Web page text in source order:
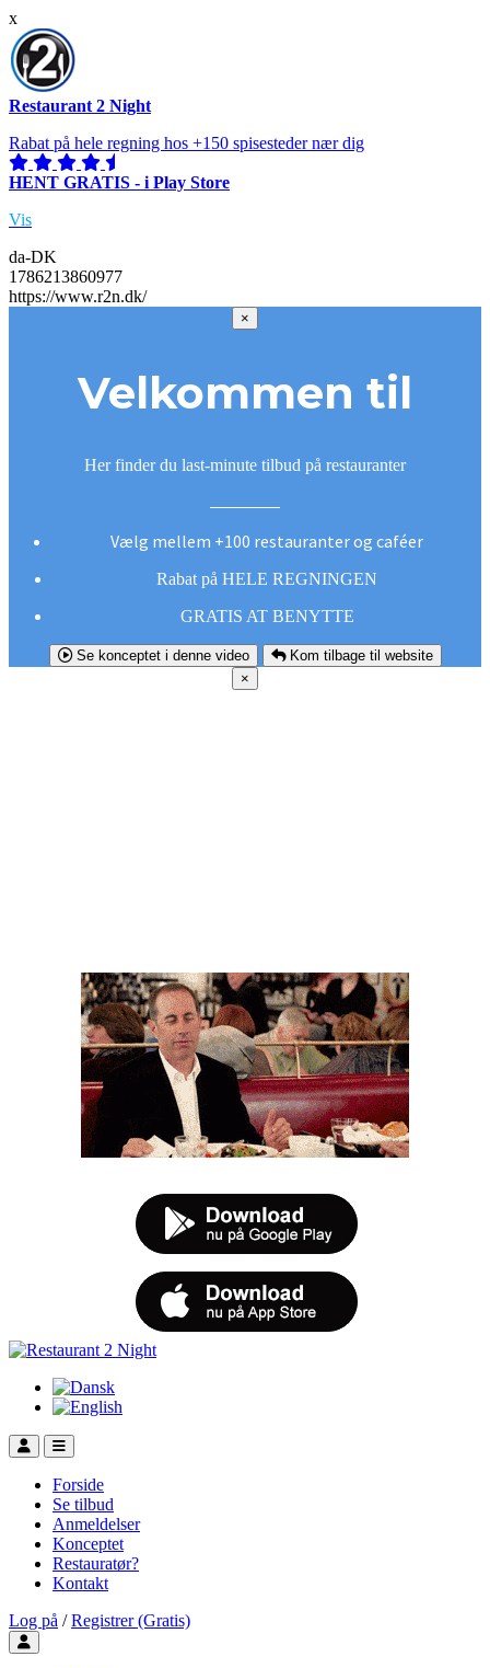
x
Restaurant 2 Night
Rabat på hele regning hos +150 spisesteder nær dig
HENT GRATIS - i Play Store
Vis
da-DK
1786213860977
https://www.r2n.dk/
×
Velkommen til
Her finder du last-minute tilbud på restauranter
Vælg mellem +100 restauranter og caféer
Rabat på HELE REGNINGEN
GRATIS AT BENYTTE
Se konceptet i denne video
Kom tilbage til website
×
Forside
Se tilbud
Anmeldelser
Konceptet
Restauratør?
Kontakt
Log på / Registrer (Gratis)
Toggle user menu